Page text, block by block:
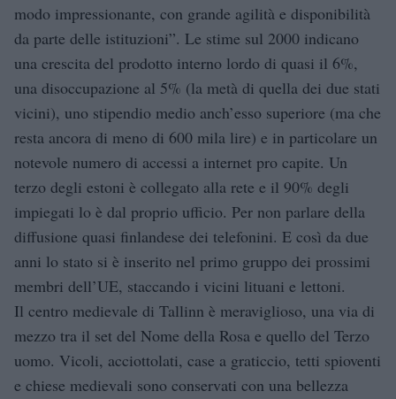
modo impressionante, con grande agilità e disponibilità
da parte delle istituzioni”. Le stime sul 2000 indicano
una crescita del prodotto interno lordo di quasi il 6%,
una disoccupazione al 5% (la metà di quella dei due stati
vicini), uno stipendio medio anch’esso superiore (ma che
resta ancora di meno di 600 mila lire) e in particolare un
notevole numero di accessi a internet pro capite. Un
terzo degli estoni è collegato alla rete e il 90% degli
impiegati lo è dal proprio ufficio. Per non parlare della
diffusione quasi finlandese dei telefonini. E così da due
anni lo stato si è inserito nel primo gruppo dei prossimi
membri dell’UE, staccando i vicini lituani e lettoni.
Il centro medievale di Tallinn è meraviglioso, una via di
mezzo tra il set del Nome della Rosa e quello del Terzo
uomo. Vicoli, acciottolati, case a graticcio, tetti spioventi
e chiese medievali sono conservati con una bellezza